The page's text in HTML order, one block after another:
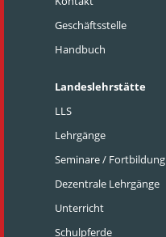
Geschäftsstelle
Handbuch
Landeslehrstätte
LLS
Lehrgänge
Seminare / Fortbildung
Dezentrale Lehrgänge
Unterricht
Schulpferde